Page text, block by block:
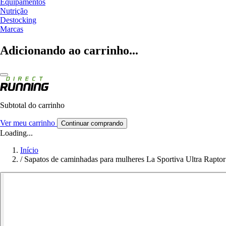
Equipamentos
Nutrição
Destocking
Marcas
Adicionando ao carrinho...
Subtotal do carrinho
Ver meu carrinho Continuar comprando
Loading...
Início
/ Sapatos de caminhadas para mulheres La Sportiva Ultra